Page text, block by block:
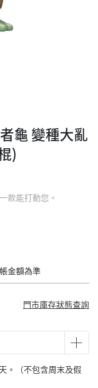
龜 變種大亂
)
款能打動您。
金額為準
門市庫存狀態查詢
。（不包含周末及假